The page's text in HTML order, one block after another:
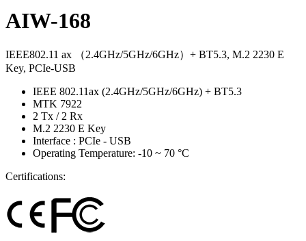
AIW-168
IEEE802.11 ax （2.4GHz/5GHz/6GHz）+ BT5.3, M.2 2230 E
Key, PCIe-USB
IEEE 802.11ax (2.4GHz/5GHz/6GHz) + BT5.3
MTK 7922
2 Tx / 2 Rx
M.2 2230 E Key
Interface : PCIe - USB
Operating Temperature: -10 ~ 70 °C
Certifications: